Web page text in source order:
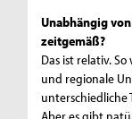
Unabhängig
zeitgemäß?
Das ist relativ.
und regionale
unterschiedliche